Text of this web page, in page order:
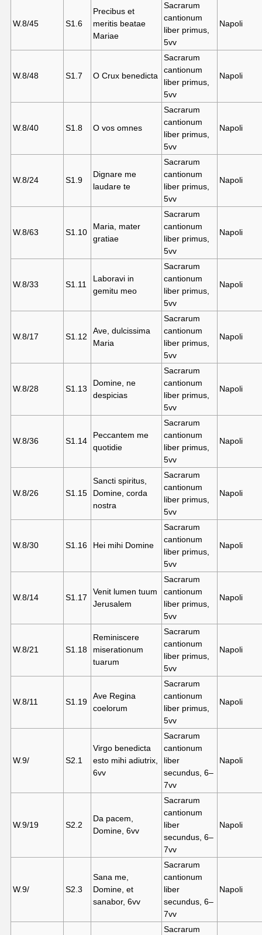
W.8/45 S1.6
Precibus et
meritis beatae
Mariae
Sacrarum
cantionum
liber primus,
5vv
Napoli
W.8/48 S1.7 O Crux benedicta
Sacrarum
cantionum
liber primus,
5vv
Napoli
W.8/40 S1.8 O vos omnes
Sacrarum
cantionum
liber primus,
5vv
Napoli
W.8/24 S1.9
Dignare me
laudare te
Sacrarum
cantionum
liber primus,
5vv
Napoli
W.8/63 S1.10
Maria, mater
gratiae
Sacrarum
cantionum
liber primus,
5vv
Napoli
W.8/33 S1.11
Laboravi in
gemitu meo
Sacrarum
cantionum
liber primus,
5vv
Napoli
W.8/17 S1.12
Ave, dulcissima
Maria
Sacrarum
cantionum
liber primus,
5vv
Napoli
W.8/28 S1.13
Domine, ne
despicias
Sacrarum
cantionum
liber primus,
5vv
Napoli
W.8/36 S1.14
Peccantem me
quotidie
Sacrarum
cantionum
liber primus,
5vv
Napoli
W.8/26 S1.15
Sancti spiritus,
Domine, corda
nostra
Sacrarum
cantionum
liber primus,
5vv
Napoli
W.8/30 S1.16 Hei mihi Domine
Sacrarum
cantionum
liber primus,
5vv
Napoli
W.8/14 S1.17
Venit lumen tuum
Jerusalem
Sacrarum
cantionum
liber primus,
5vv
Napoli
W.8/21 S1.18
Reminiscere
miserationum
tuarum
Sacrarum
cantionum
liber primus,
5vv
Napoli
W.8/11 S1.19
Ave Regina
coelorum
Sacrarum
cantionum
liber primus,
5vv
Napoli
W.9/ S2.1
Virgo benedicta
esto mihi adiutrix,
6vv
Sacrarum
cantionum
liber
secundus, 6–
7vv
Napoli
W.9/19 S2.2
Da pacem,
Domine, 6vv
Sacrarum
cantionum
liber
secundus, 6–
7vv
Napoli
W.9/ S2.3
Sana me,
Domine, et
sanabor, 6vv
Sacrarum
cantionum
liber
secundus, 6–
7vv
Napoli
Sacrarum